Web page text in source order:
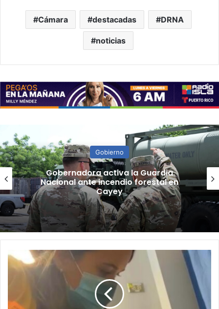
Cámara destacadas DRNA
noticias
Gobierno
“Camisa hecha a la medida”:
Planificador cuestiona aprobación
de consulta de ubicación de Esencia
Fallece
paciente